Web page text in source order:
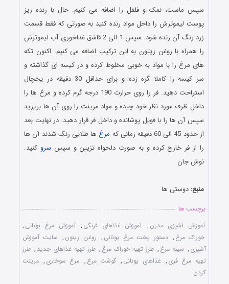
سپس ماست، نمک و فلفل را اضافه می کنیم. حال با رنده ریز
پوست لیموترش را داخل مواد رنده کنید به صورتی که فقط قسمت
زرد رنگ آن رنده شود. سپس 1 الی 2 قاشق غذاخوری آب لیموترش
را همراه با روغن زیتون به این ترکیب اضافه می کنیم. اکنون تکه
های مرغ را با مواد به خوبی مخلوط کرده و در کیسه ای گذاشته و
سر کیسه را کاملا گره زده و برای حداقل 30 دقیقه در یخچال
استراحت دهید. فر را روی حرارت 190 درجه گرم کرده و مرغ ها را
داخل ظرف مورد نظر خود چیده و مواد مرینت را روی آن ها بریزید
سپس آن ها را با فویل پوشانده و داخل فر قرار دهید. در نهایت بعد
از حدود 45 الی 60 دقیقه زمانی که
مرغ ها طلایی رنگ شدند آن ها
را از فر خارج کرده و به صورت دلخواه تزیین و سپس سروکنید.
نوش جان
منبع: دوستی ها
برچسب ها
آموزش آشپزی مدرن , آموزش غذاهای فرنگی , آموزش مرغ یونانی ,
خوراک مرغ , دستور پخت مرغ یونانی , روغن زیتون , سایت آموزش
آشپزی , سینه مرغ , طرز تهیه خوراک مرغ , طرز تهیه غذاهای جدید , طرز
تهیه مرغ فری , غذاهای یونانی , گوشت مرغ , مرغ سوخاری , مرینت
کردن